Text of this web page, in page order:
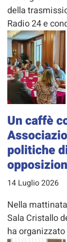
della
Radio 24 e
Un caffè
politiche
14 Luglio 2026
Nella
Sala Cristallo
ha